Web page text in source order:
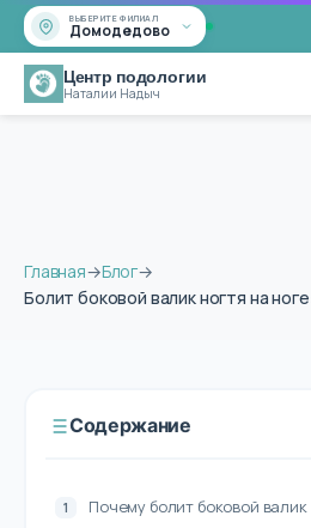
ВЫБЕРИТЕ ФИЛИАЛ
Домодедово
Центр подологии
Наталии Надыч
Главная→Блог→
Болит боковой валик ногтя на
Содержание
Почему болит боковой валик